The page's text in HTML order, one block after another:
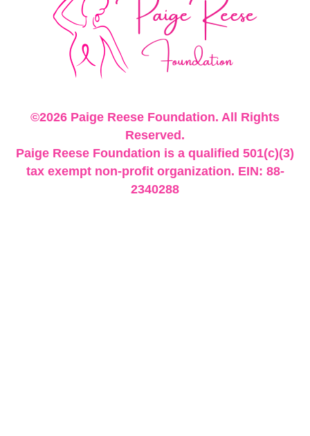
©2026 Paige Reese Foundation. All Rights
Reserved.
Paige Reese Foundation is a qualified 501(c)(3)
tax exempt non-profit organization. EIN: 88-
2340288